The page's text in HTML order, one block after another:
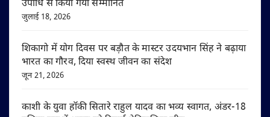
उपाधि से किया गया सम्मानित
जुलाई 18, 2026
शिकागो में योग दिवस पर बड़ौत के मास्टर उदयभान सिंह ने बढ़ाया
भारत का गौरव, दिया स्वस्थ जीवन का संदेश
जून 21, 2026
काशी के युवा हॉकी सितारे राहुल यादव का भव्य स्वागत, अंडर-18